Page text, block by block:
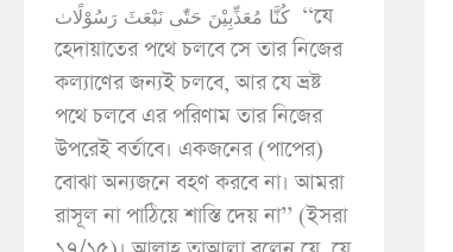
کُنَّا مُعَذِّبِیْنَ حَتّٰی نَبْعَثَ رَسُوْلًاﭞ ‘‘যে
হেদায়াতের পথে চলবে সে তার নিজের
কল্যাণের জন্যই চলবে, আর যে ভ্রষ্ট
পথে চলবে এর পরিণাম তার নিজের
উপরেই বর্তাবে। একজনের (পাপের)
বোঝা অন্যজনে বহণ করবে না। আমরা
রাসূল না পাঠিয়ে শাস্তি দেয় না’’ (ইসরা